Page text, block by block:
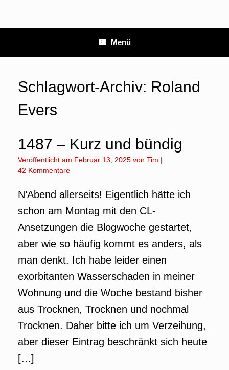
Menü
Schlagwort-Archiv: Roland
Evers
1487 – Kurz und bündig
Veröffentlicht am Februar 13, 2025 von Tim |
42 Kommentare
N’Abend allerseits! Eigentlich hätte ich
schon am Montag mit den CL-
Ansetzungen die Blogwoche gestartet,
aber wie so häufig kommt es anders, als
man denkt. Ich habe leider einen
exorbitanten Wasserschaden in meiner
Wohnung und die Woche bestand bisher
aus Trocknen, Trocknen und nochmal
Trocknen. Daher bitte ich um Verzeihung,
aber dieser Eintrag beschränkt sich heute
[…]